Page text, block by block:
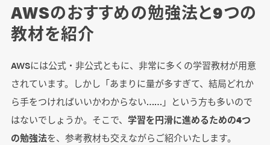
AWSのおすすめの勉強法と9つの
教材を紹介
AWSには公式・非公式ともに、非常に多くの学習教材が用意
されています。しかし「あまりに量が多すぎて、結局どれか
ら手をつければいいかわからない……」という方も多いので
はないでしょうか。そこで、 学習を円滑に進めるための4つ
の勉強法を、参考教材も交えながらご紹介いたします。